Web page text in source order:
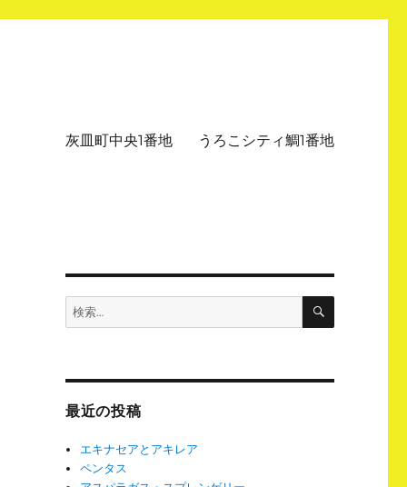
灰皿町中央1番地 うろこシティ鯛1番地
検
索:
検
最近の投稿
エキナセアとアキレア
ペンタス